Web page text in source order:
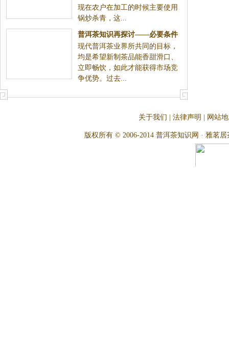
现在农户在加工的时候主要使用
锅炒杀青，这...
普洱茶知识再探讨——必要条件
现代普洱茶业界所共同的目标，
均是希望新制茶品能香甜滑口、
立即畅饮，如此才能获得市场竞
争优势。过去...
关于我们 法律声明 网站
版权所有 © 2006-2014 普洱茶知识网 · 雅茗